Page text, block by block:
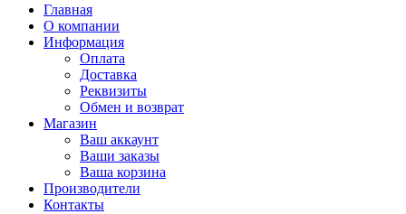
Главная
О компании
Информация
Оплата
Доставка
Реквизиты
Обмен и возврат
Магазин
Ваш аккаунт
Ваши заказы
Ваша корзина
Производители
Контакты